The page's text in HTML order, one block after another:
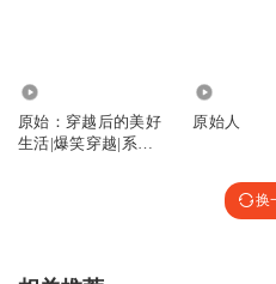
主播棒棒哒辛苦了 好美的
呀
原始：穿越后的美好
生活|爆笑穿越|系统
原始人
换